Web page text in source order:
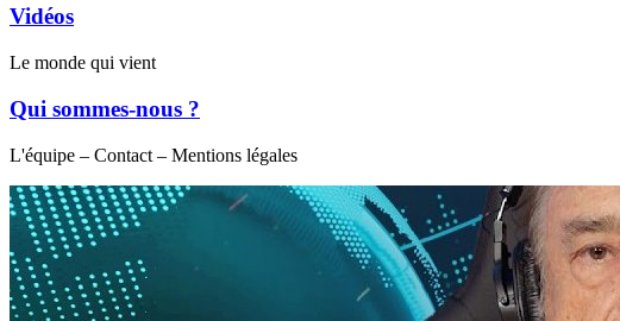
Vidéos
Le monde qui vient
Qui sommes-nous ?
L'équipe – Contact – Mentions légales